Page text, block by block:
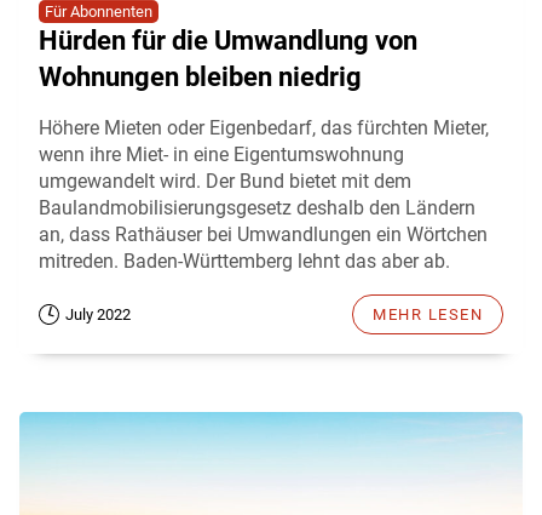
Für Abonnenten
Hürden für die Umwandlung von
Wohnungen bleiben niedrig
Höhere Mieten oder Eigenbedarf, das fürchten Mieter,
wenn ihre Miet- in eine Eigentumswohnung
umgewandelt wird. Der Bund bietet mit dem
Baulandmobilisierungsgesetz deshalb den Ländern
an, dass Rathäuser bei Umwandlungen ein Wörtchen
mitreden. Baden-Württemberg lehnt das aber ab.
July 2022 MEHR LESEN